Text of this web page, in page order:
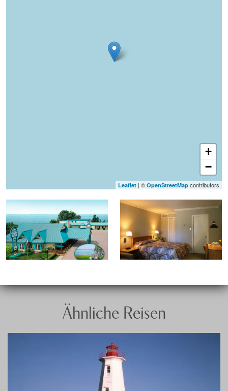
+
−
Leaflet | © OpenStreetMap contributors
Ähnliche Reisen